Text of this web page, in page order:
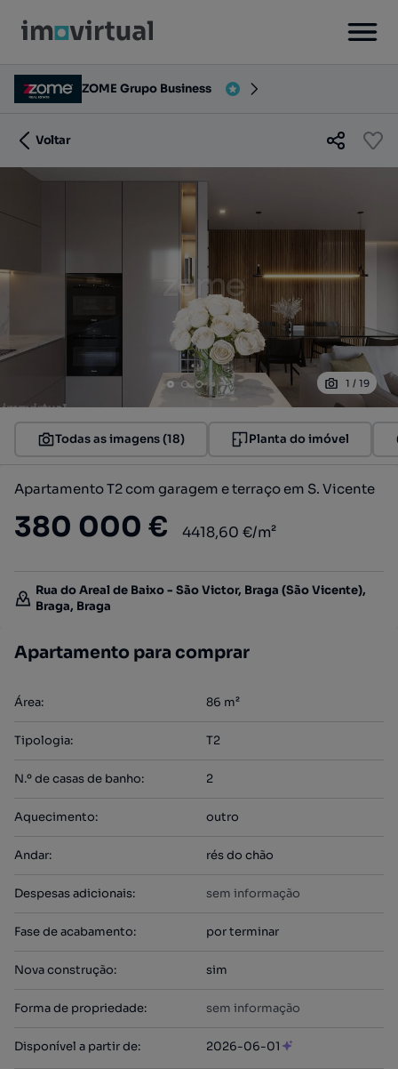
ZOME Grupo Business
Voltar
1 / 19
Todas as imagens (18) Planta do imóvel
Apartamento T2 com garagem e terraço em S. Vicente
380 000 € 4418,60 €/m²
Rua do Areal de Baixo - São Victor, Braga (São Vicente),
Braga, Braga
Apartamento para comprar
Área: 86 m²
Tipologia: T2
N.º de casas de banho: 2
Aquecimento: outro
Andar: rés do chão
Despesas adicionais: sem informação
Fase de acabamento: por terminar
Nova construção: sim
Forma de propriedade: sem informação
Disponível a partir de: 2026-06-01